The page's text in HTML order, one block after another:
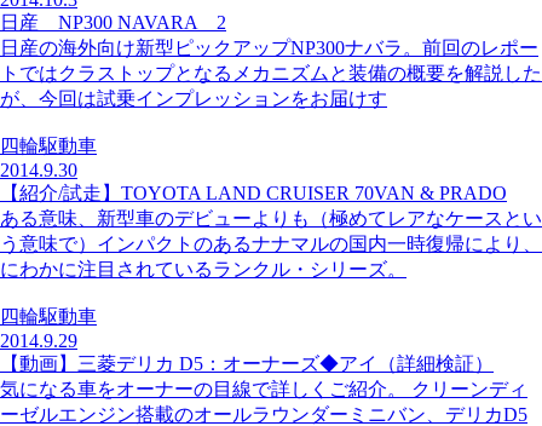
日産 NP300 NAVARA 2
日産の海外向け新型ピックアップNP300ナバラ。前回のレポー
トではクラストップとなるメカニズムと装備の概要を解説した
が、今回は試乗インプレッションをお届けす
四輪駆動車
2014.9.30
【紹介/試走】TOYOTA LAND CRUISER 70VAN & PRADO
ある意味、新型車のデビューよりも（極めてレアなケースとい
う意味で）インパクトのあるナナマルの国内一時復帰により、
にわかに注目されているランクル・シリーズ。
四輪駆動車
2014.9.29
【動画】三菱デリカ D5：オーナーズ◆アイ（詳細検証）
気になる車をオーナーの目線で詳しくご紹介。 クリーンディ
ーゼルエンジン搭載のオールラウンダーミニバン、デリカD5